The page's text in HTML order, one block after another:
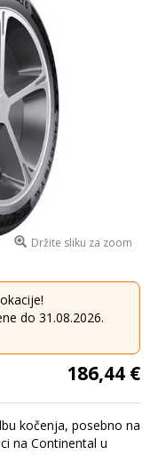
Držite sliku za zoom
do 31.08.2026.
186,44 €
kočenja, posebno na
na Continental u